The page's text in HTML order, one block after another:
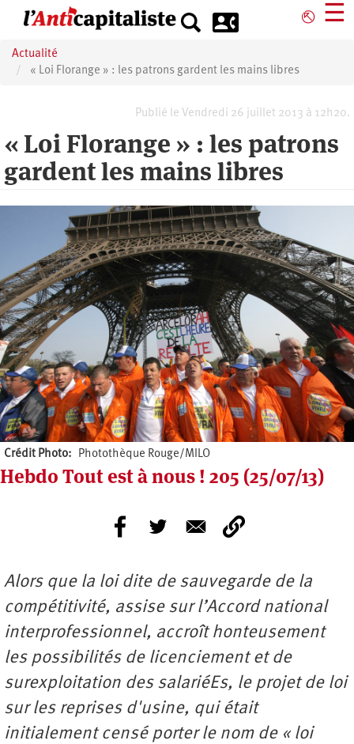
principal
⎋ ☰
Actualité
« Loi Florange » : les patrons gardent les mains libres
Publié le Vendredi 26 juillet 2013 à 12h20.
« Loi Florange » : les patrons
gardent les mains libres
Crédit Photo Photothèque Rouge/MILO
Hebdo Tout est à nous ! 205 (25/07/13)
Alors que la loi dite de sauvegarde de la
compétitivité, assise sur l’Accord national
interprofessionnel, accroît honteusement
les possibilités de licenciement et de
surexploitation des salariéEs, le projet de loi
sur les reprises d'usine, qui était
initialement censé porter le nom de « loi